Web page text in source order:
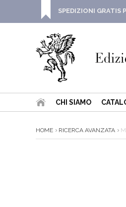
SPEDIZIONI GRATIS
CHI SIAMO
HOME RICERCA AVANZATA